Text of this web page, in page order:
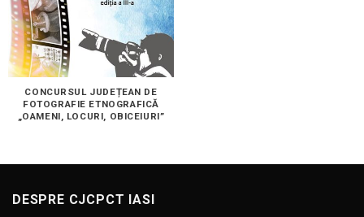
CONCURSUL JUDEȚEAN DE
FOTOGRAFIE ETNOGRAFICĂ
„OAMENI, LOCURI, OBICEIURI”
DESPRE CJCPCT IASI